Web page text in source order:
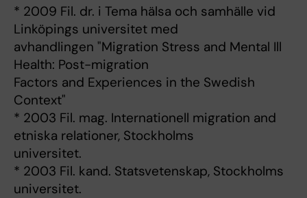
* 2009 Fil. dr. i Tema hälsa och samhälle vid
Linköpings universitet med
avhandlingen "Migration Stress and Mental Ill
Health: Post-migration
Factors and Experiences in the Swedish
Context"
* 2003 Fil. mag. Internationell migration and
etniska relationer, Stockholms
universitet.
* 2003 Fil. kand. Statsvetenskap, Stockholms
universitet.